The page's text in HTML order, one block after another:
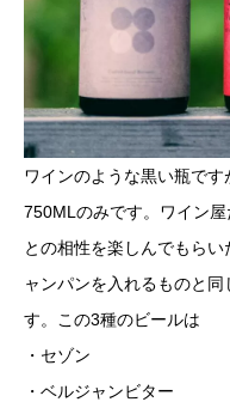
ワインのような黒い瓶で
750MLのみです。ワイン
との相性を楽しんでもら
ャンパンを入れるものと
す。この3種のビールは
・セゾン
・ベルジャンビター